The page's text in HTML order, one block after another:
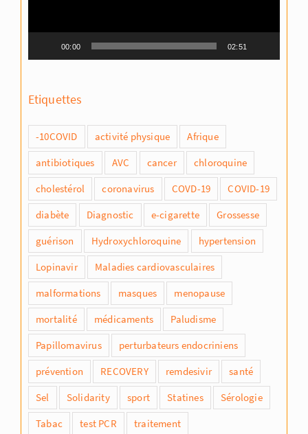
00:00 02:51
Etiquettes
-10COVID activité physique
Afrique
antibiotiques
AVC cancer
chloroquine
cholestérol
coronavirus COVD-19
COVID-19
diabète
Diagnostic e-cigarette
Grossesse
guérison
Hydroxychloroquine
hypertension
Lopinavir
Maladies cardiovasculaires
malformations
masques
menopause
mortalité
médicaments
Paludisme
Papillomavirus
perturbateurs endocriniens
prévention
RECOVERY remdesivir
santé
Sel
Solidarity sport Statines
Sérologie
Tabac
test PCR
traitement